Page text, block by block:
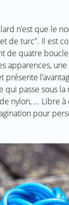
n’est que le
de turc". Il est
de quatre
apparences, une
présente
qui passe sous la
nylon, ... Libre
pour